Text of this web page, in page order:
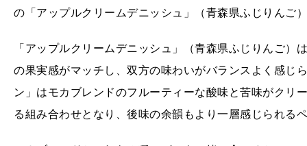
の「アップルクリームデニッシュ」（青森県ふじりんご
「アップルクリームデニッシュ」（青森県ふじりんご
の果実感がマッチし、双方の味わいがバランスよく感じ
ン」はモカブレンドのフルーティーな酸味と苦味がクリ
る組み合わせとなり、後味の余韻もより一層感じられる